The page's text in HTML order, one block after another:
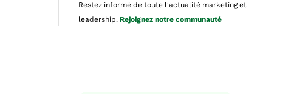
Restez informé de toute l’actualité marketing et
leadership. Rejoignez notre communauté